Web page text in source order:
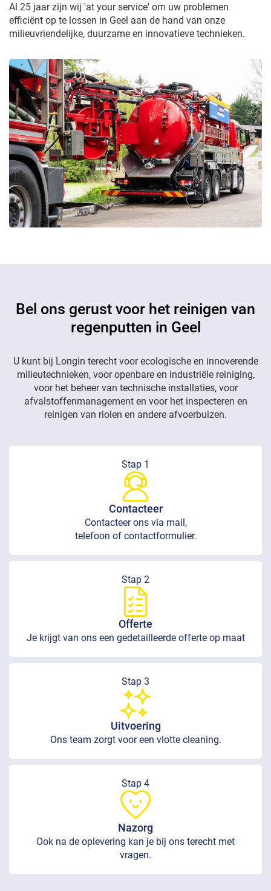
Al 25 jaar zijn wij 'at your service' om uw problemen
efficiënt op te lossen in Geel aan de hand van onze
milieuvriendelijke, duurzame en innovatieve technieken.
Bel ons gerust voor het reinigen van
regenputten in Geel
U kunt bij Longin terecht voor ecologische en innoverende
milieutechnieken, voor openbare en industriële reiniging,
voor het beheer van technische installaties, voor
afvalstoffenmanagement en voor het inspecteren en
reinigen van riolen en andere afvoerbuizen.
Stap 1
Contacteer
Contacteer ons via mail,
telefoon of contactformulier.
Stap 2
Offerte
Je krijgt van ons een gedetailleerde offerte op maat
Stap 3
Uitvoering
Ons team zorgt voor een vlotte cleaning.
Stap 4
Nazorg
Ook na de oplevering kan je bij ons terecht met
vragen.